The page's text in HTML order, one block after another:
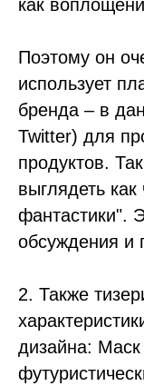
как
Поэтому он
использует
бренда – в
Twitter) для
продуктов.
выглядеть как
фантастики".
обсуждения и
2. Также
дизайна: